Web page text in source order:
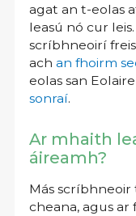
agat an t-eolas
leasú nó cur
scríbhneoirí
ach an fhoirm
eolas san
sonraí.
Ar mhaith
áireamh?
Más
cheana, agus